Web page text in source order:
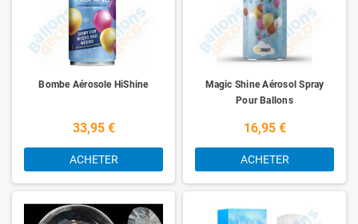
Bombe Aérosole HiShine
33,95 €
ACHETER
Magic Shine Aérosol Spray
Pour Ballons
16,95 €
ACHETER